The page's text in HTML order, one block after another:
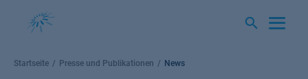
Startseite Presse und Publikationen News